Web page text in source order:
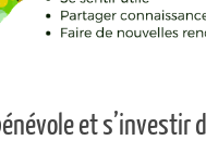
et s’investir